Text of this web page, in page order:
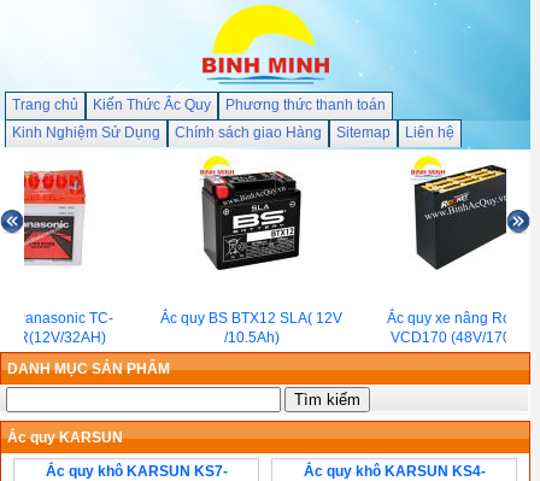
Trang chủ Kiến Thức Ắc Quy
Phương thức thanh toán
Kinh Nghiệm Sử Dụng
Chính sách giao Hàng Sitemap Liên hệ
Panasonic TC-
32AH)
Ắc quy BS BTX12 SLA( 12V
/10.5Ah)
Ắc quy xe nâng Rocket
VCD170 (48V/170Ah)
DANH MỤC SẢN PHẨM
Ắc quy KARSUN
Ắc quy khô KARSUN KS7-
Ắc quy khô KARSUN KS4-